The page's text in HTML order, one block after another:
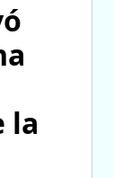
la